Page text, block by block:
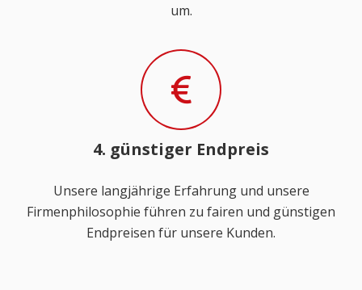
um.
4. günstiger Endpreis
Unsere langjährige Erfahrung und unsere
Firmenphilosophie führen zu fairen und günstigen
Endpreisen für unsere Kunden.